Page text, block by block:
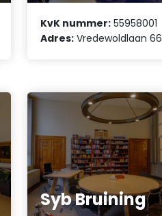
KvK nummer: 55958001
Adres: Vredewoldlaan 66
Syb Bruining